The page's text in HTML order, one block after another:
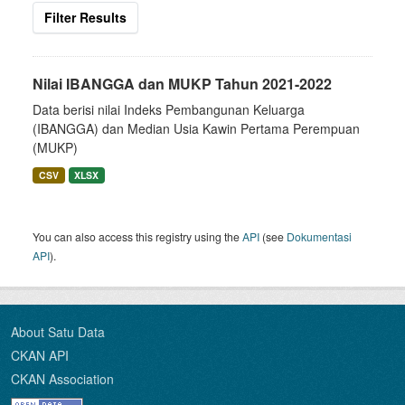
Filter Results
Nilai IBANGGA dan MUKP Tahun 2021-2022
Data berisi nilai Indeks Pembangunan Keluarga
(IBANGGA) dan Median Usia Kawin Pertama Perempuan
(MUKP)
CSV XLSX
You can also access this registry using theAPI (see Dokumentasi
API).
About Satu Data
CKAN API
CKAN Association